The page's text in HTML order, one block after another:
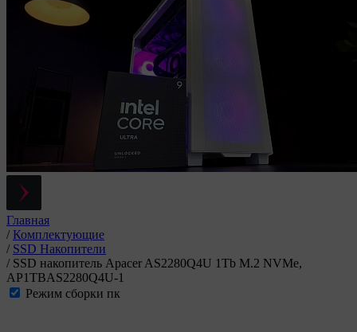
Главная
/ Комплектующие
/ SSD Накопители
/ SSD накопитель Apacer AS2280Q4U 1Tb M.2 NVMe,
AP1TBAS2280Q4U-1
Режим сборки пк